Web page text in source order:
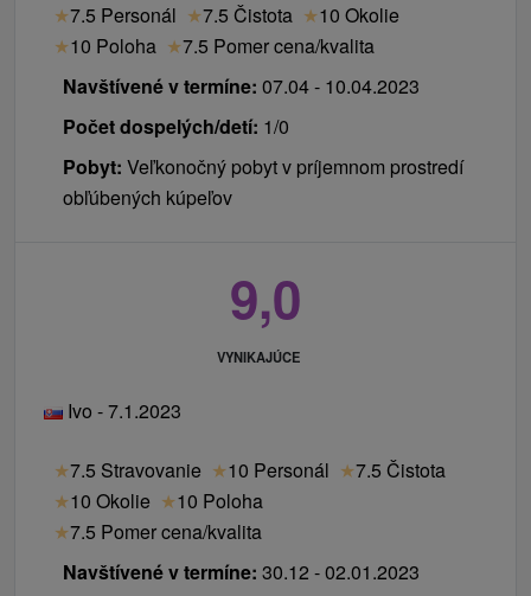
★7.5 Personál ★7.5 Čistota ★10 Okolie
★10 Poloha ★7.5 Pomer cena/kvalita
Navštívené v termíne: 07.04 - 10.04.2023
Počet dospelých/detí: 1/0
Pobyt: Veľkonočný pobyt v príjemnom prostredí
obľúbených kúpeľov
9,0
VYNIKAJÚCE
Ivo - 7.1.2023
★7.5 Stravovanie ★10 Personál ★7.5 Čistota
★10 Okolie ★10 Poloha
★7.5 Pomer cena/kvalita
Navštívené v termíne: 30.12 - 02.01.2023